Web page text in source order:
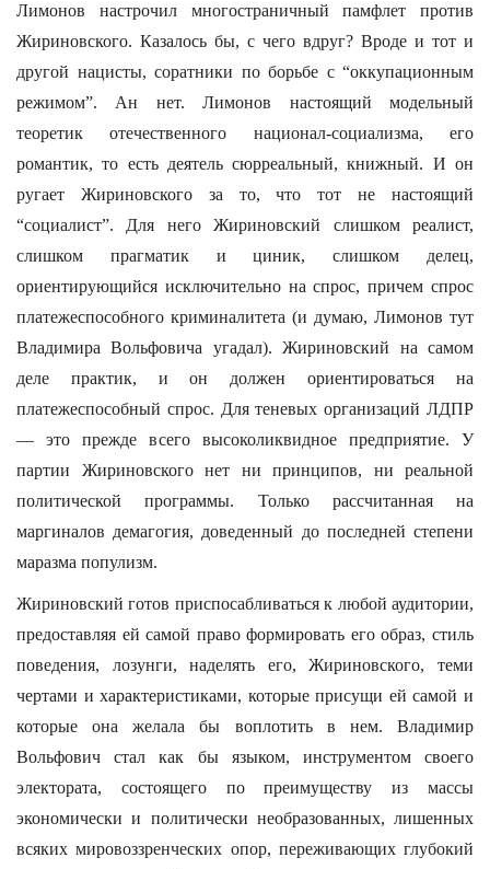
Лимонов настрочил многостраничный памфлет против
Жириновского. Казалось бы, с чего вдруг? Вроде и тот и
другой нацисты, соратники по борьбе с “оккупационным
режимом”. Ан нет. Лимонов настоящий модельный
теоретик отечественного национал-социализма, его
романтик, то есть деятель сюрреальный, книжный. И он
ругает Жириновского за то, что тот не настоящий
“социалист”. Для него Жириновский слишком реалист,
слишком прагматик и циник, слишком делец,
ориентирующийся исключительно на спрос, причем спрос
платежеспособного криминалитета (и думаю, Лимонов тут
Владимира Вольфовича угадал). Жириновский на самом
деле практик, и он должен ориентироваться на
платежеспособный спрос. Для теневых организаций ЛДПР
— это прежде всего высоколиквидное предприятие. У
партии Жириновского нет ни принципов, ни реальной
политической программы. Только рассчитанная на
маргиналов демагогия, доведенный до последней степени
маразма популизм.
Жириновский готов приспосабливаться к любой аудитории,
предоставляя ей самой право формировать его образ, стиль
поведения, лозунги, наделять его, Жириновского, теми
чертами и характеристиками, которые присущи ей самой и
которые она желала бы воплотить в нем. Владимир
Вольфович стал как бы языком, инструментом своего
электората, состоящего по преимуществу из массы
экономически и политически необразованных, лишенных
всяких мировоззренческих опор, переживающих глубокий